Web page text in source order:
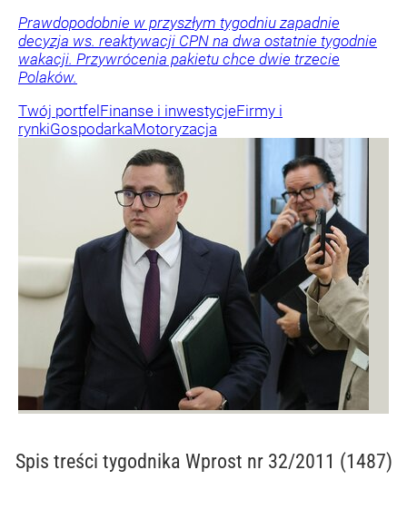
Prawdopodobnie w przyszłym tygodniu zapadnie
decyzja ws. reaktywacji CPN na dwa ostatnie tygodnie
wakacji. Przywrócenia pakietu chce dwie trzecie
Polaków.
Twój portfel Finanse i inwestycjeFirmy i
rynkiGospodarkaMotoryzacja
Spis treści tygodnika Wprost nr 32/2011 (1487)